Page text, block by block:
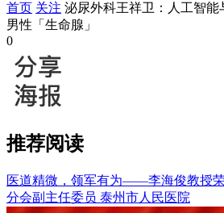
首页 关注 泌尿外科王祥卫：人工智能
男性「生命腺」
0
推荐阅读
医道精微，领军有为——李海俊教授
分会副主任委员 泰州市人民医院